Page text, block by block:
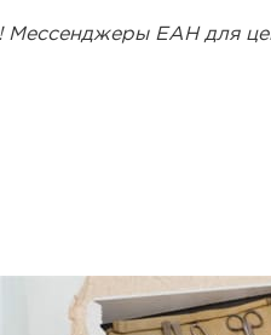
Мессенджеры ЕАН для